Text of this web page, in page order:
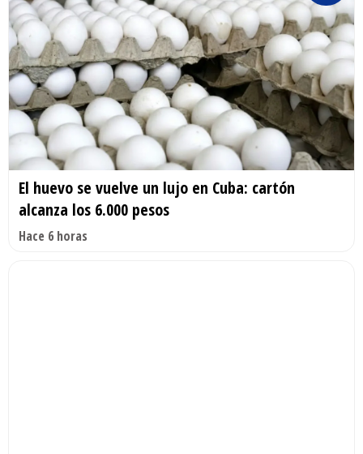
El huevo se vuelve un lujo en Cuba: cartón
alcanza los 6.000 pesos
Hace 6 horas